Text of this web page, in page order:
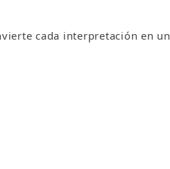
cada interpretación en un